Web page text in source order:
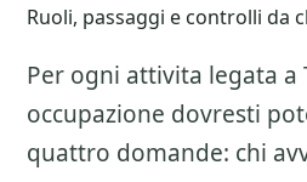
Ruoli, passaggi e controlli da
Per ogni attivita legata a
occupazione dovresti
quattro domande: chi